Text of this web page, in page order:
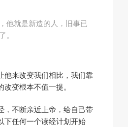
他就是新造的人，旧事已
。
他来改变我们相比，我们靠
变根本不值一提。
，不断亲近上帝，给自己带
下任何一个读经计划开始